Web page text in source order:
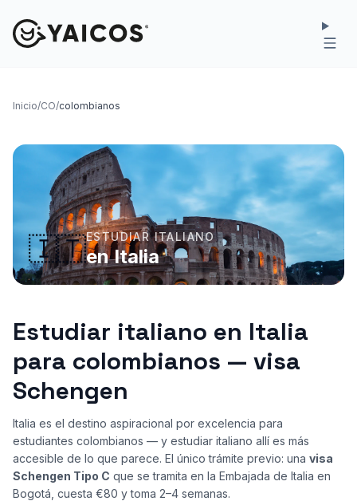
Inicio/CO/colombianos
🇮🇹ESTUDIAR ITALIANO
en Italia
Estudiar italiano en Italia
para colombianos — visa
Schengen
Italia es el destino aspiracional por excelencia para
estudiantes colombianos — y estudiar italiano allí es más
accesible de lo que parece. El único trámite previo: una visa
Schengen Tipo C que se tramita en la Embajada de Italia en
Bogotá, cuesta €80 y toma 2–4 semanas.